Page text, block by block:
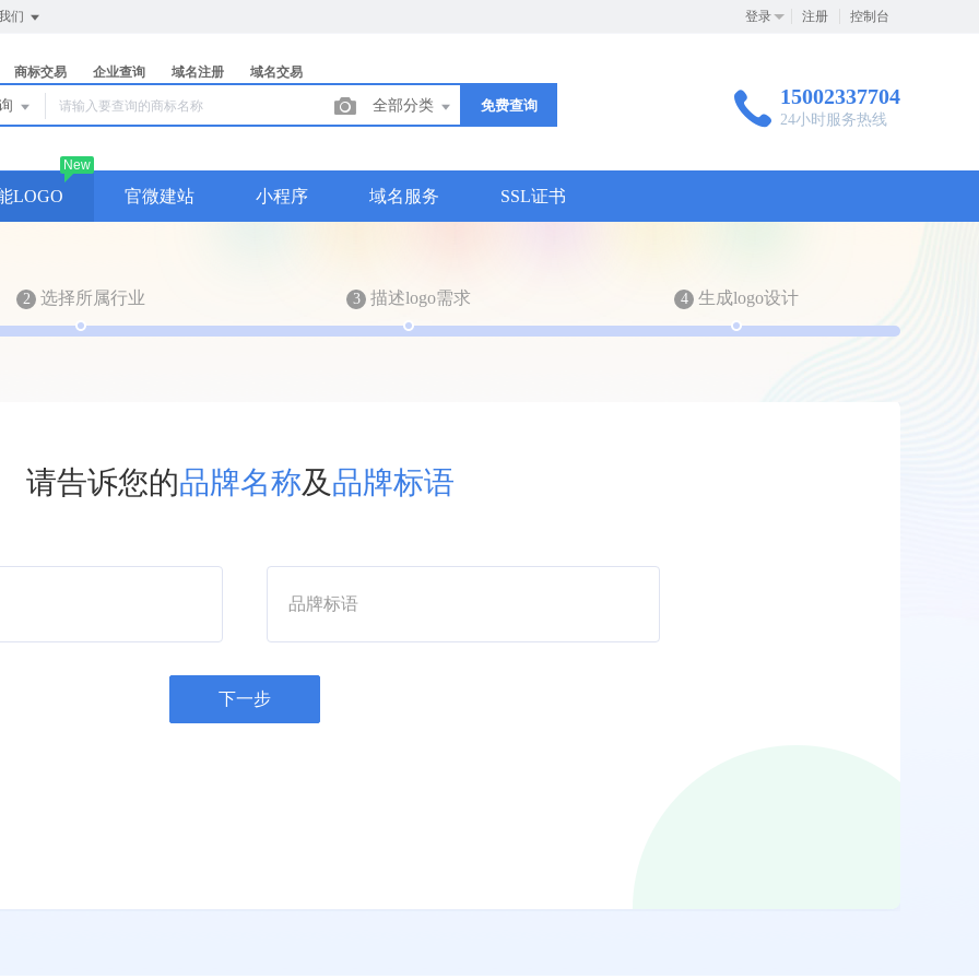
们 登录 注册 控制台
商标交易 企业查询 域名注册 域名交易
全部分类 免费查询 15002337704
24小时服务热线
LOGO
New
官微建站 小程序 域名服务 SSL证书
2 选择所属行业 3 描述logo需求 4 生成logo设计
请告诉您的品牌名称及品牌标语
品牌标语
下一步